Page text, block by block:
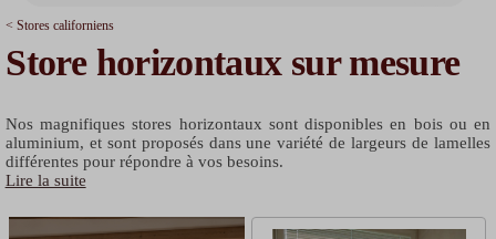
< Stores californiens
Store horizontaux sur mesure
Nos magnifiques stores horizontaux sont disponibles en bois ou en
aluminium, et sont proposés dans une variété de largeurs de lamelles
différentes pour répondre à vos besoins.
Lire la suite